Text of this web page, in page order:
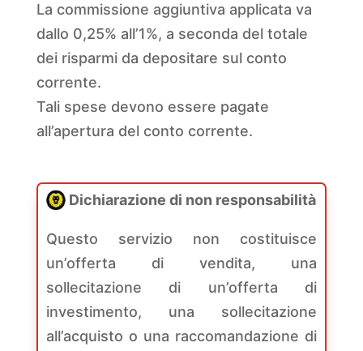
La commissione aggiuntiva applicata va
dallo 0,25% all’1%, a seconda del totale
dei risparmi da depositare sul conto
corrente.
Tali spese devono essere pagate
all’apertura del conto corrente.
Dichiarazione di non responsabilità
Questo servizio non costituisce
un’offerta di vendita, una
sollecitazione di un’offerta di
investimento, una sollecitazione
all’acquisto o una raccomandazione di